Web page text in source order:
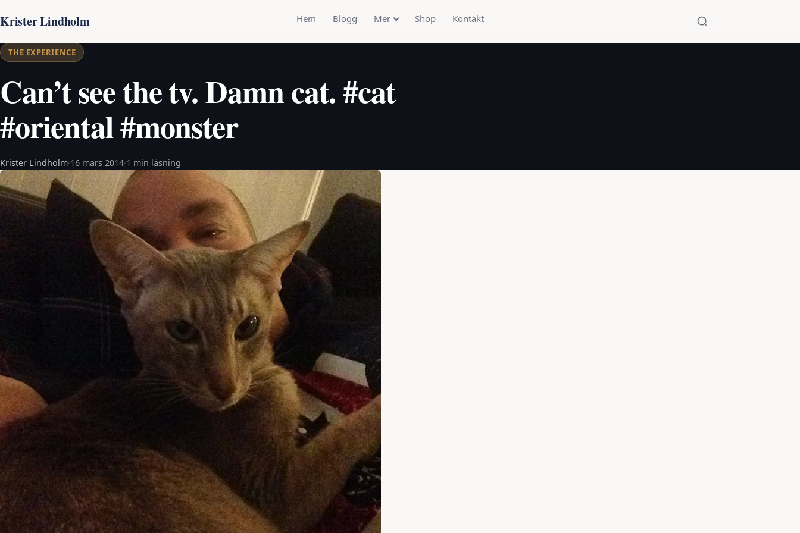
Krister Lindholm Hem Blogg Mer Shop Kontakt
THE EXPERIENCE
Can’t see the tv. Damn cat. #cat
#oriental #monster
Krister Lindholm·16 mars 2014·1 min läsning